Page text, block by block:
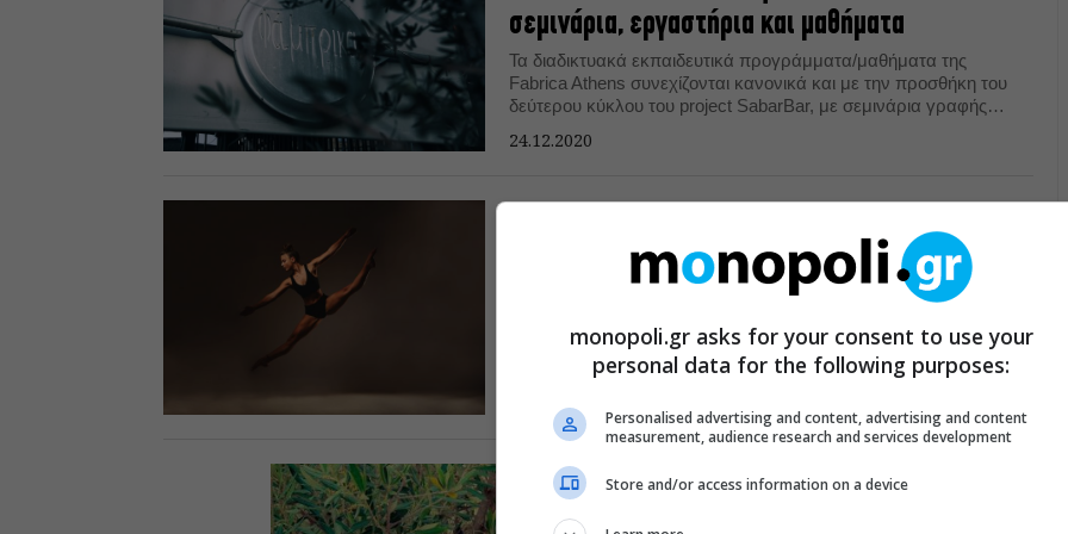
σεμινάρια, εργαστήρια και μαθήματα
Τα διαδικτυακά εκπαιδευτικά προγράμματα/μαθήματα της
Fabrica Athens συνεχίζονται κανονικά και με την προσθήκη του
δεύτερου κύκλου του project SabarBar, με σεμινάρια γραφής
24.12.2020
Fabrica Athens: Όλα τα μαθήματα, σεμινάρια
και εργαστήρια μεταφέρονται διαδικτυακά
Όλο το εκπαιδευτικό πρόγραμμα του Fabrica Lab και τα
φιλοξενούμενα μαθήματα του Τεχνοχώρου Φάμπρικα
συνεχίζονται διαδικτυακά.
13.11.2020
monopoli.gr asks for your consent to use your
personal data for the following purposes:
Personalised advertising and content, advertising and content
measurement, audience research and services development
Store and/or access information on a device